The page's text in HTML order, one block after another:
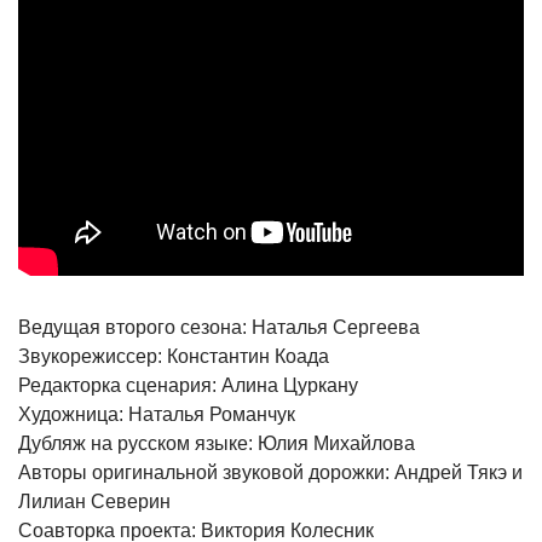
Ведущая второго сезона: Наталья Сергеева
Звукорежиссер: Константин Коада
Редакторка сценария: Алина Цуркану
Художница: Наталья Романчук
Дубляж на русском языке: Юлия Михайлова
Авторы оригинальной звуковой дорожки: Андрей Тякэ и
Лилиан Северин
Соавторка проекта: Виктория Колесник